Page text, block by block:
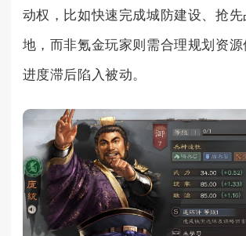
动权，比如快速完成城防建设、抢
地，而非氪金玩家则需合理规划资源
进度滞后陷入被动。